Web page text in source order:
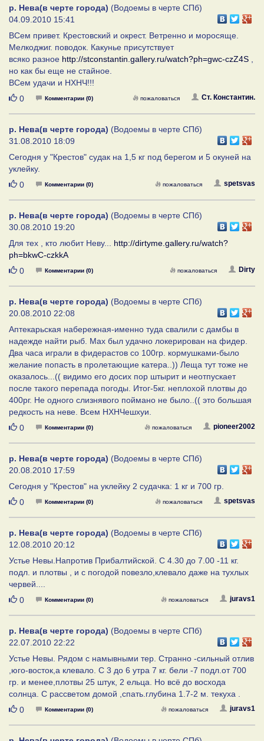
р. Нева(в черте города) (Водоемы в черте СПб)
04.09.2010 15:41
ВСем привет. Крестовский и окрест. Ветренно и моросяще.
Мелкоджиг. поводок. Какунье присутствует
всяко разное http://stconstantin.gallery.ru/watch?ph=gwc-czZ4S
но как бы еще не стайное.
ВСем удачи и НХНЧ!!!
Нравится
0 Комментарии (0) Ст. Константин.
пожаловаться
р. Нева(в черте города) (Водоемы в черте СПб)
31.08.2010 18:09
Сегодня у "Крестов" судак на 1,5 кг под берегом и 5 окуней на
уклейку.
Нравится
0 Комментарии (0) spetsvas
пожаловаться
р. Нева(в черте города) (Водоемы в черте СПб)
30.08.2010 19:20
Для тех , кто любит Неву... http://dirtyme.gallery.ru/watch?
ph=bkwC-czkkA
Нравится
0 Комментарии (0) Dirty
пожаловаться
р. Нева(в черте города) (Водоемы в черте СПб)
20.08.2010 22:08
Аптекарьская набережная-именно туда свалили с дамбы в
надежде найти рыб. Мах был удачно локерирован на фидер.
Два часа играли в фидерастов со 100гр. кормушками-было
желание попасть в пролетающие катера..)) Леща тут тоже не
оказалось...(( видимо его досих пор штырит и неотпускает
после такого перепада погоды. Итог-5кг. неплохой плотвы до
400рг. Не одного слизнявого поймано не было..(( это большая
редкость на неве. Всем НХНЧешхуи.
Нравится
0 Комментарии (0) pioneer2002
пожаловаться
р. Нева(в черте города) (Водоемы в черте СПб)
20.08.2010 17:59
Сегодня у "Крестов" на уклейку 2 судачка: 1 кг и 700 гр.
Нравится
0 Комментарии (0) spetsvas
пожаловаться
р. Нева(в черте города) (Водоемы в черте СПб)
12.08.2010 20:12
Устье Невы.Напротив Прибалтийской. С 4.30 до 7.00 -11 кг.
подл. и плотвы , и с погодой повезло,клевало даже на тухлых
червей....
Нравится
0 Комментарии (0) juravs1
пожаловаться
р. Нева(в черте города) (Водоемы в черте СПб)
22.07.2010 22:22
Устье Невы. Рядом с намывными тер. Странно -сильный отлив
,юго-восток,а клевало. С 3 до 6 утра 7 кг. бели -7 подл.от 700
гр. и менее,плотвы 25 штук, 2 ельца. Но всё до восхода
солнца. С рассветом домой ,спать.глубина 1.7-2 м. текуха .
Нравится
0 Комментарии (0) juravs1
пожаловаться